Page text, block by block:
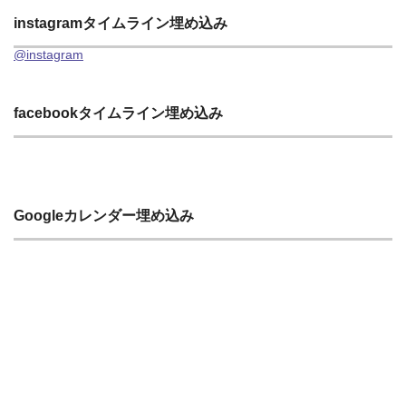
instagramタイムライン埋め込み
@instagram
facebookタイムライン埋め込み
Googleカレンダー埋め込み